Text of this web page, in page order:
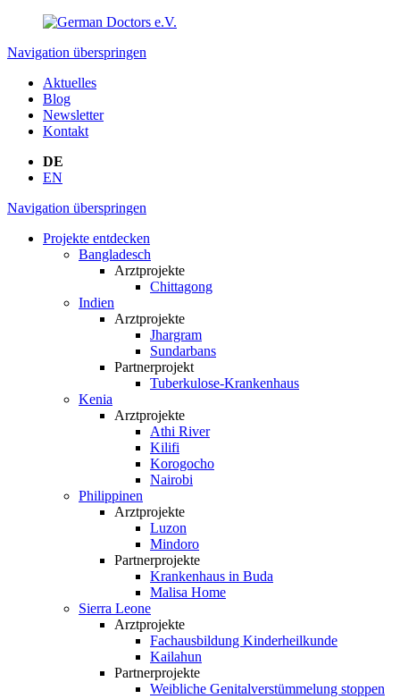
Navigation überspringen
Aktuelles
Blog
Newsletter
Kontakt
DE
EN
Navigation überspringen
Projekte entdecken
Bangladesch
Arztprojekte
Chittagong
Indien
Arztprojekte
Jhargram
Sundarbans
Partnerprojekt
Tuberkulose-Krankenhaus
Kenia
Arztprojekte
Athi River
Kilifi
Korogocho
Nairobi
Philippinen
Arztprojekte
Luzon
Mindoro
Partnerprojekte
Krankenhaus in Buda
Malisa Home
Sierra Leone
Arztprojekte
Fachausbildung Kinderheilkunde
Kailahun
Partnerprojekte
Weibliche Genital­verstümmelung stoppen